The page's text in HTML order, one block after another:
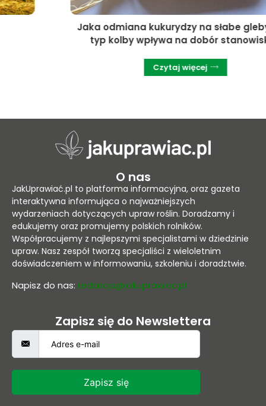
Jaka odmiana kukurydzy na słabe gleby? Czy
typ kolby wpływa na dobór stanowiska?
Czytaj więcej
O nas
JakUprawiać.pl to platforma informacyjna, oraz gazeta
interaktywna informująca o najważniejszych
wydarzeniach dotyczących upraw roślin. Doradzamy i
edukujemy oraz promujemy polskich rolników.
Współpracujemy z najlepszymi specjalistami w dziedzinie
upraw. Nasz zespół tworzą specjaliści z wieloletnim
doświadczeniem w informowaniu, szkoleniu i doradztwie.
Napisz do nas: redakcja@jakuprawiac.pl
Zapisz się do Newslettera
Zapisz się